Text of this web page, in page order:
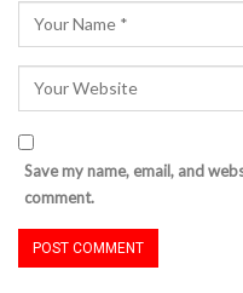
Save my name, email, and
comment.